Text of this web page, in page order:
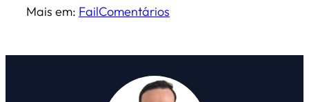
Mais em: FailComentários